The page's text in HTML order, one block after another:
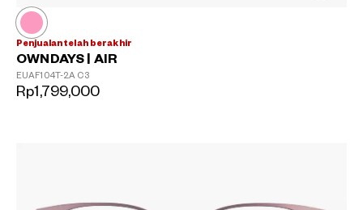
Penjualan telah berakhir
OWNDAYS | AIR
EUAF104T-2A C3
Rp1,799,000